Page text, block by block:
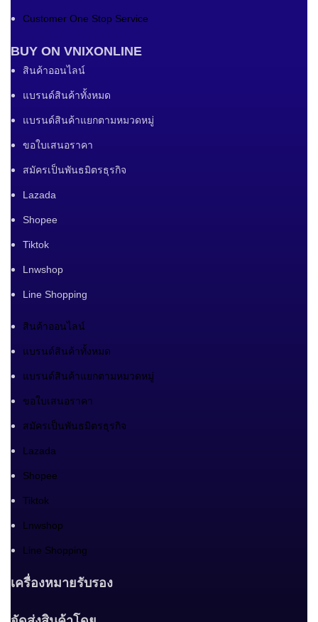
Customer One Stop Service
BUY ON VNIXONLINE
สินค้าออนไลน์
แบรนด์สินค้าทั้งหมด
แบรนด์สินค้าแยกตามหมวดหมู่
ขอใบเสนอราคา
สมัครเป็นพันธมิตรธุรกิจ
Lazada
Shopee
Tiktok
Lnwshop
Line Shopping
สินค้าออนไลน์
แบรนด์สินค้าทั้งหมด
แบรนด์สินค้าแยกตามหมวดหมู่
ขอใบเสนอราคา
สมัครเป็นพันธมิตรธุรกิจ
Lazada
Shopee
Tiktok
Lnwshop
Line Shopping
เครื่องหมายรับรอง